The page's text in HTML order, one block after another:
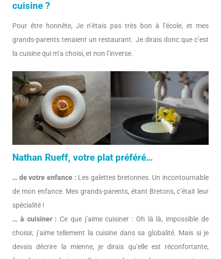
cuisine ?
Pour être honnête, Je n’étais pas très bon à l’école, et mes
grands-parents tenaient un restaurant. Je dirais donc que c’est
la cuisine qui m’a choisi, et non l’inverse.
Nathan Rueff, votre plat préféré…
… de votre enfance : Les galettes bretonnes. Un incontournable
de mon enfance. Mes grands-parents, étant Bretons, c’était leur
spécialité !
… à cuisiner : Ce que j’aime cuisiner : Oh là là, impossible de
choisir, j’aime tellement la cuisine dans sa globalité. Mais si je
devais décrire la mienne, je dirais qu’elle est réconfortante,